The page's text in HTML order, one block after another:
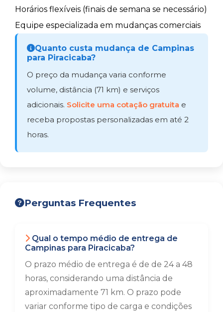
Horários flexíveis (finais de semana se necessário)
Equipe especializada em mudanças comerciais
Quanto custa mudança de Campinas
para Piracicaba?
O preço da mudança varia conforme
volume, distância (71 km) e serviços
adicionais. Solicite uma cotação gratuita e
receba propostas personalizadas em até 2
horas.
Perguntas Frequentes
Qual o tempo médio de entrega de
Campinas para Piracicaba?
O prazo médio de entrega é de de 24 a 48
horas, considerando uma distância de
aproximadamente 71 km. O prazo pode
variar conforme tipo de carga e condições